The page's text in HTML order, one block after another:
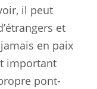
il peut
et
en paix
important
pont-